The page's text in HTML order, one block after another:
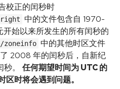
校正的闰秒时
right 中的文件包含自 1970-
始以来所发生的所有闰秒的
zoneinfo 中的其他时区文件
2008 年的闰秒后，自新纪
。 任何期望时间为 UTC 的
时将会遇到问题。